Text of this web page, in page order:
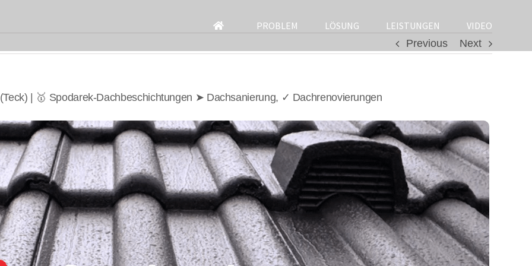
for:
PROBLEM LÖSUNG LEISTUNGEN
VIDEO
Previous
Next
| 🥇 Spodarek-Dachbeschichtungen ➤ Dachsanierung, ✓ Dachrenovierungen